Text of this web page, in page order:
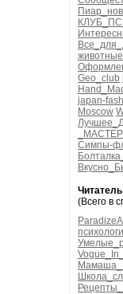
Geo_club
japan-
Moscow
Симпы-
(Всего в